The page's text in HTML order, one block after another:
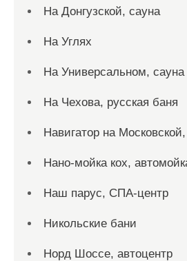
На Донгузской, сауна
На Углях
На Универсальном, сауна
На Чехова, русская баня
Навигатор на
Нано-мойка кох,
Наш парус, СПА-центр
Никольские бани
Норд Шоссе, автоцентр